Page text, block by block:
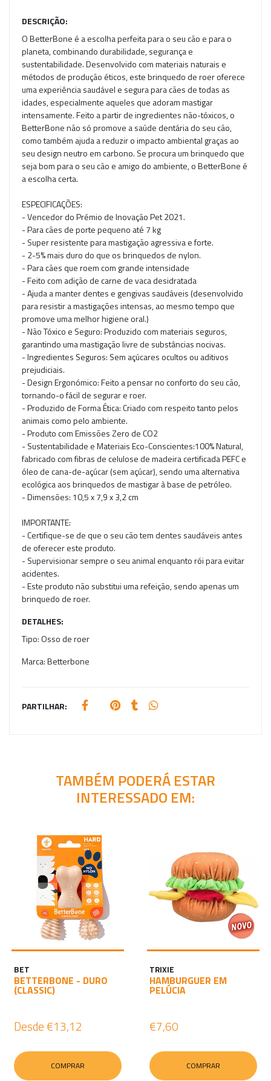
DESCRIÇÃO:
O BetterBone é a escolha perfeita para o seu cão e para o
planeta, combinando durabilidade, segurança e
sustentabilidade. Desenvolvido com materiais naturais e
métodos de produção éticos, este brinquedo de roer oferece
uma experiência saudável e segura para cães de todas as
idades, especialmente aqueles que adoram mastigar
intensamente. Feito a partir de ingredientes não-tóxicos, o
BetterBone não só promove a saúde dentária do seu cão,
como também ajuda a reduzir o impacto ambiental graças ao
seu design neutro em carbono. Se procura um brinquedo que
seja bom para o seu cão e amigo do ambiente, o BetterBone é
a escolha certa.
ESPECIFICAÇÕES:
- Vencedor do Prémio de Inovação Pet 2021.
- Para cães de porte pequeno até 7 kg
- Super resistente para mastigação agressiva e forte.
- 2-5% mais duro do que os brinquedos de nylon.
- Para cães que roem com grande intensidade
- Feito com adição de carne de vaca desidratada
- Ajuda a manter dentes e gengivas saudáveis (desenvolvido
para resistir a mastigações intensas, ao mesmo tempo que
promove uma melhor higiene oral.)
- Não Tóxico e Seguro: Produzido com materiais seguros,
garantindo uma mastigação livre de substâncias nocivas.
- Ingredientes Seguros: Sem açúcares ocultos ou aditivos
prejudiciais.
- Design Ergonómico: Feito a pensar no conforto do seu cão,
tornando-o fácil de segurar e roer.
- Produzido de Forma Ética: Criado com respeito tanto pelos
animais como pelo ambiente.
- Produto com Emissões Zero de CO2
- Sustentabilidade e Materiais Eco-Conscientes:100% Natural,
fabricado com fibras de celulose de madeira certificada PEFC e
óleo de cana-de-açúcar (sem açúcar), sendo uma alternativa
ecológica aos brinquedos de mastigar à base de petróleo.
- Dimensões: 10,5 x 7,9 x 3,2 cm
IMPORTANTE:
- Certifique-se de que o seu cão tem dentes saudáveis antes
de oferecer este produto.
- Supervisionar sempre o seu animal enquanto rói para evitar
acidentes.
- Este produto não substitui uma refeição, sendo apenas um
brinquedo de roer.
DETALHES:
Tipo: Osso de roer
Marca:Betterbone
PARTILHAR:
TAMBÉM PODERÁ ESTAR
INTERESSADO EM:
BET
BETTERBONE - DURO
(CLASSIC)
Desde €13,12
COMPRAR
TRIXIE
HAMBURGUER EM
PELÚCIA
€7,60
COMPRAR